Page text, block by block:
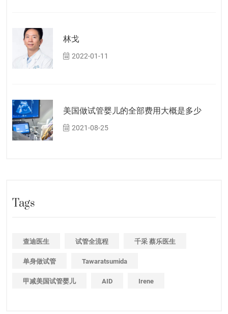
林戈
2022-01-11
美国做试管婴儿的全部费用大概是多少
2021-08-25
Tags
查迪医生 试管全流程 千采 蔡乐医生
单身做试管 Tawaratsumida
甲减美国试管婴儿 AID Irene